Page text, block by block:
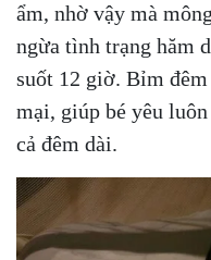
ẩm, nhờ vậy mà
ngừa tình trạng hăm
suốt 12 giờ. Bỉm
mại, giúp bé yêu
cả đêm dài.